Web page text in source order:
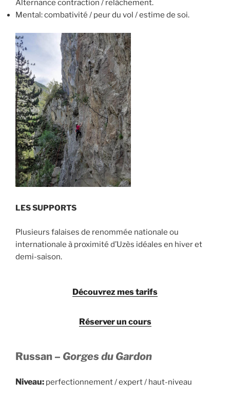
Alternance contraction / relâchement.
Mental: combativité / peur du vol / estime de soi.
LES SUPPORTS
Plusieurs falaises de renommée nationale ou
internationale à proximité d’Uzès idéales en hiver et
demi-saison.
Découvrez mes tarifs
Réserver un cours
Russan – Gorges du Gardon
Niveau: perfectionnement / expert / haut-niveau